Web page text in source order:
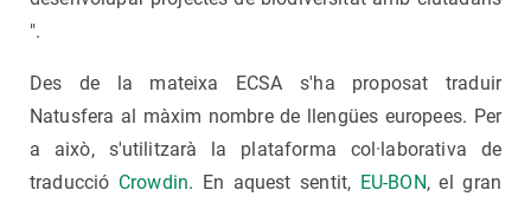
".
Des de la mateixa ECSA s'ha proposat traduir
Natusfera al màxim nombre de llengües europees. Per
a això, s'utilitzarà la plataforma col·laborativa de
traducció Crowdin. En aquest sentit, EU-BON, el gran